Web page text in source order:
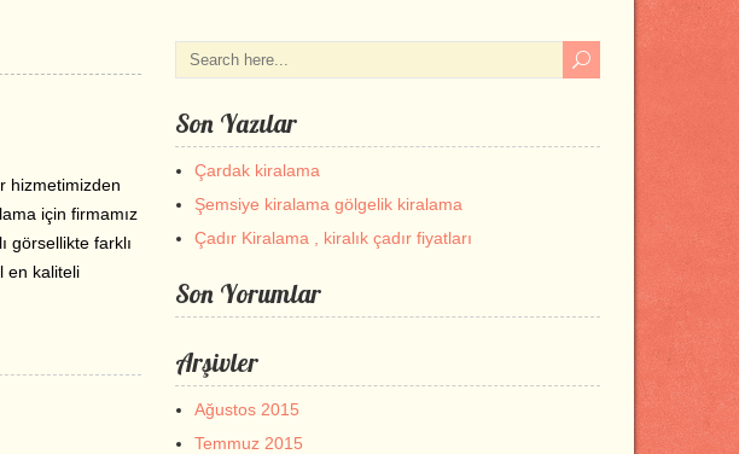
hizmetimizden
için firmamız
görsellikte farklı
en kaliteli
Son Yazılar
Çardak kiralama
Şemsiye kiralama gölgelik kiralama
Çadır Kiralama , kiralık çadır fiyatları
Son Yorumlar
Arşivler
Ağustos 2015
Temmuz 2015